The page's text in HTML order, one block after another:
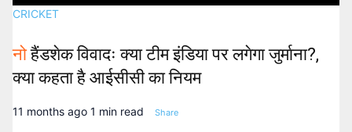
CRICKET
नोहैंडशेक विवादः क्या टीम इंडिया पर लगेगा जुर्माना?,
क्या कहता है आईसीसी का नियम
11 months ago 1 min read Share